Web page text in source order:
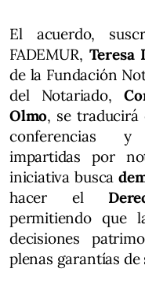
El acuerdo,
FADEMUR, Teresa
de la Fundación
del Notariado,
Olmo, se traducirá
conferencias y
impartidas por
iniciativa busca
hacer el
permitiendo que
decisiones
plenas garantías de